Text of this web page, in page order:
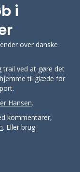
i
over danske
trail ved at gøre det
til glæde for
Hansen.
kommentarer,
. Eller brug